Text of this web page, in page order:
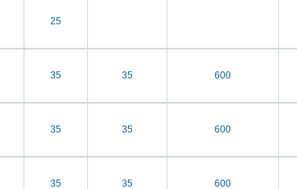
25
35 35 600
35 35 600
35 35 600